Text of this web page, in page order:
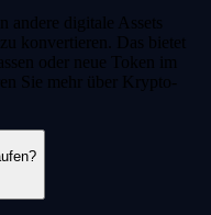
andere digitale Assets
konvertieren. Das bietet
oder neue Token im
Sie mehr über Krypto-